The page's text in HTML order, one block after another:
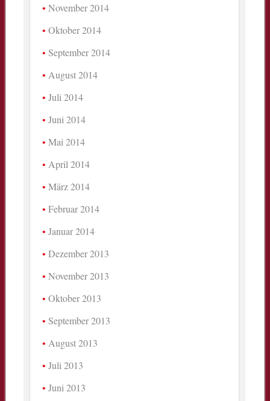
November 2014
Oktober 2014
September 2014
August 2014
Juli 2014
Juni 2014
Mai 2014
April 2014
März 2014
Februar 2014
Januar 2014
Dezember 2013
November 2013
Oktober 2013
September 2013
August 2013
Juli 2013
Juni 2013